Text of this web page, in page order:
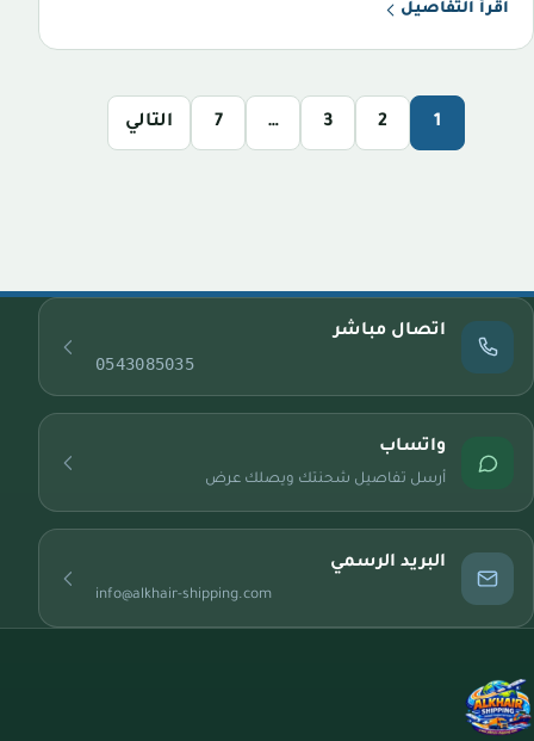
اقرأ التفاصيل
1
2
3
…
7 التالي
اتصال مباشر
0543085035
واتساب
أرسل تفاصيل شحنتك ويصلك عرض
البريد الرسمي
info@alkhair-shipping.com